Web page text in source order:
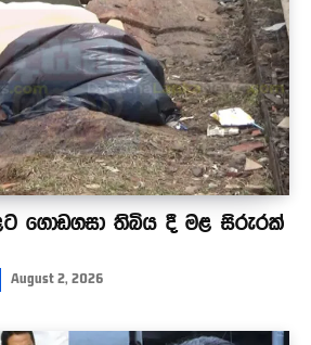
ගොඩගසා තිබිය දී මළ සිරුරක්
August 2, 2026